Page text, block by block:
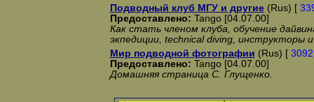
Подводный клуб МГУ и другие(Rus) [
Предоставлено: Tango [04.07.00]
Как стать членом клуба, обучение
экпедиции, technical diving, инструкторы
Мир подводной фотографии (Rus) [ 3092
Предоставлено: Tango [04.07.00]
Домашняя страница С. Глущенко.